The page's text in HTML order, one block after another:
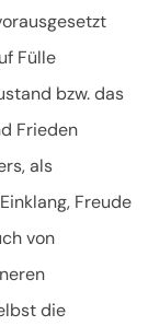
Fülle
bzw. das
Frieden
als
Freude
von
die